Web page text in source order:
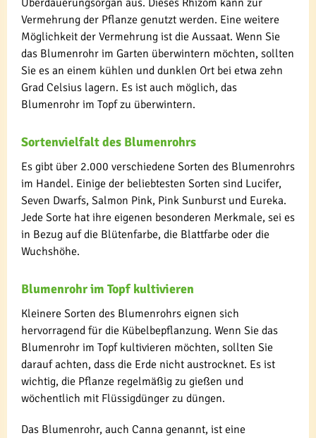
Überdauerungsorgan aus. Dieses Rhizom kann zur
Vermehrung der Pflanze genutzt werden. Eine weitere
Möglichkeit der Vermehrung ist die Aussaat. Wenn Sie
das Blumenrohr im Garten überwintern möchten, sollten
Sie es an einem kühlen und dunklen Ort bei etwa zehn
Grad Celsius lagern. Es ist auch möglich, das
Blumenrohr im Topf zu überwintern.
Sortenvielfalt des Blumenrohrs
Es gibt über 2.000 verschiedene Sorten des Blumenrohrs
im Handel. Einige der beliebtesten Sorten sind Lucifer,
Seven Dwarfs, Salmon Pink, Pink Sunburst und Eureka.
Jede Sorte hat ihre eigenen besonderen Merkmale, sei es
in Bezug auf die Blütenfarbe, die Blattfarbe oder die
Wuchshöhe.
Blumenrohr im Topf kultivieren
Kleinere Sorten des Blumenrohrs eignen sich
hervorragend für die Kübelbepflanzung. Wenn Sie das
Blumenrohr im Topf kultivieren möchten, sollten Sie
darauf achten, dass die Erde nicht austrocknet. Es ist
wichtig, die Pflanze regelmäßig zu gießen und
wöchentlich mit Flüssigdünger zu düngen.
Das Blumenrohr, auch Canna genannt, ist eine